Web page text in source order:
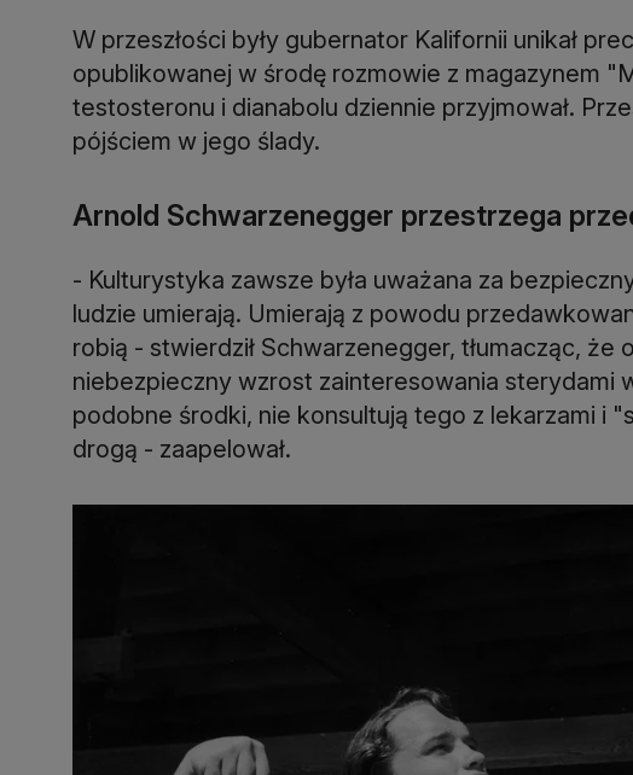
W przeszłości były gubernator Kalifornii unikał
opublikowanej w środę rozmowie z magazynem
testosteronu i dianabolu dziennie przyjmował.
pójściem w jego ślady.
Arnold Schwarzenegger przestrzega
- Kulturystyka zawsze była uważana za
ludzie umierają. Umierają z powodu
robią - stwierdził Schwarzenegger, tłumacząc,
niebezpieczny wzrost zainteresowania sterydami
podobne środki, nie konsultują tego z lekarzami i
drogą - zaapelował.